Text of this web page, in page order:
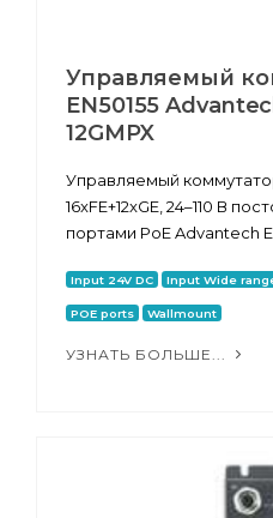
Управляемый
EN50155
12GMPX
Управляемый
16xFE+12xGE, 24–110 В
портами PoE Advantech
Input 24V DC Input Wide
POE ports Wallmount
УЗНАТЬ БОЛЬШЕ...